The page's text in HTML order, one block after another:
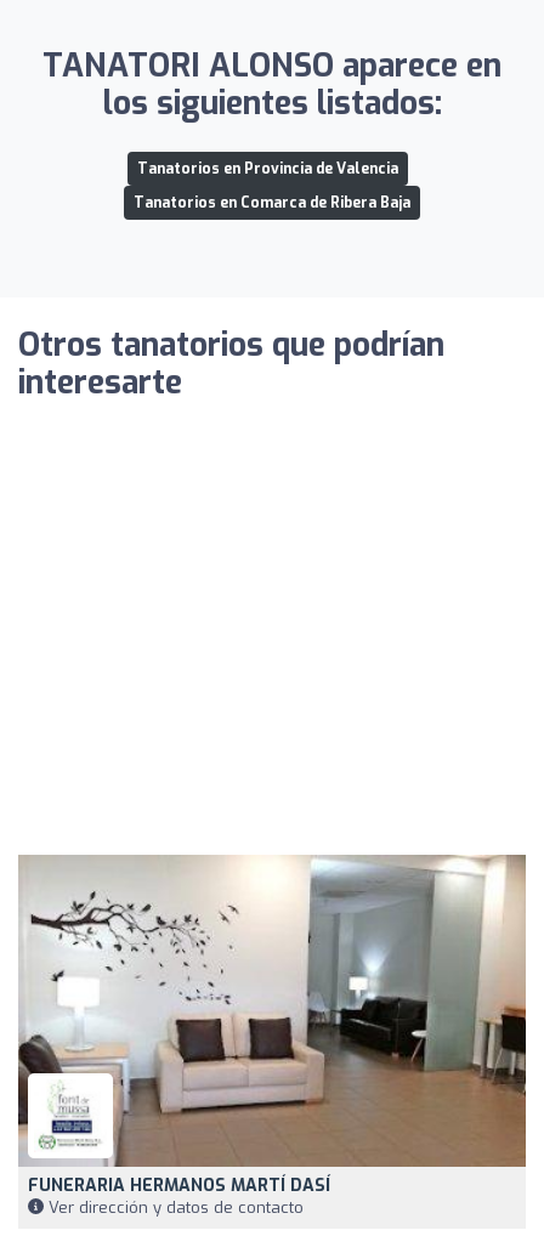
TANATORI ALONSO aparece en
los siguientes listados:
Tanatorios en Provincia de Valencia
Tanatorios en Comarca de Ribera Baja
Otros tanatorios que podrían
interesarte
FUNERARIA HERMANOS MARTÍ DASÍ
Ver dirección y datos de contacto